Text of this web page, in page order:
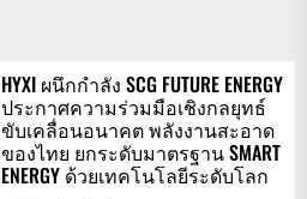
HYXI ผนึกกำลัง SCG FUTURE ENERGY
ประกาศความร่วมมือเชิงกลยุทธ์
ขับเคลื่อนอนาคต พลังงานสะอาด
ของไทย ยกระดับมาตรฐาน SMART
ENERGY ด้วยเทคโนโลยีระดับโลก